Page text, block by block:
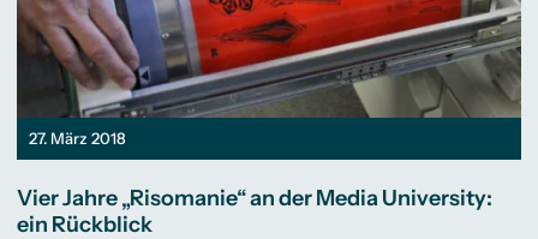
27. März 2018
Vier Jahre „Risomanie“ an der Media University:
ein Rückblick